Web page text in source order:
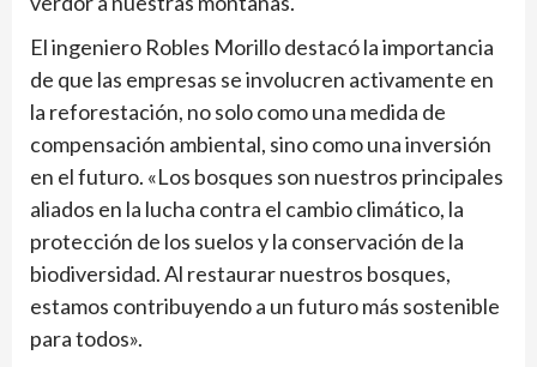
El ingeniero Robles Morillo destacó la importancia
de que las empresas se involucren activamente en
la reforestación, no solo como una medida de
compensación ambiental, sino como una inversión
en el futuro. «Los bosques son nuestros principales
aliados en la lucha contra el cambio climático, la
protección de los suelos y la conservación de la
biodiversidad. Al restaurar nuestros bosques,
estamos contribuyendo a un futuro más sostenible
para todos».